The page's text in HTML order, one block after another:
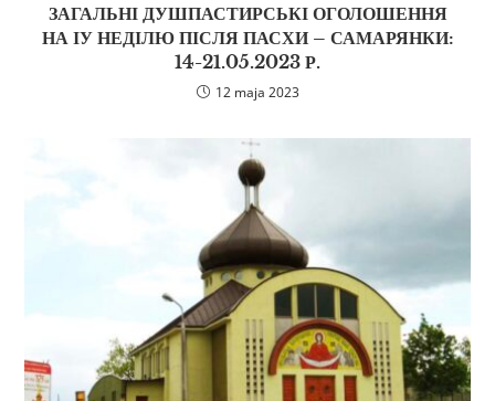
ЗАГАЛЬНІ ДУШПАСТИРСЬКІ ОГОЛОШЕННЯ
НА ІУ НЕДІЛЮ ПІСЛЯ ПАСХИ – САМАРЯНКИ:
14-21.05.2023 Р.
12 maja 2023